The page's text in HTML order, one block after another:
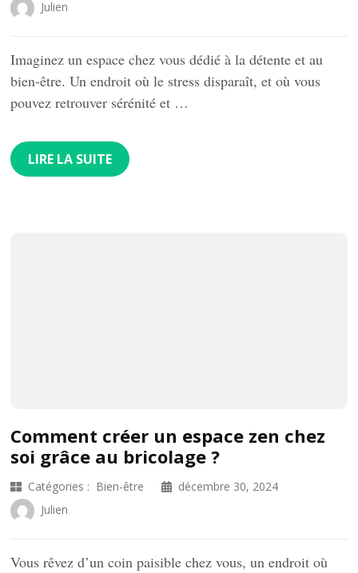
Julien
Imaginez un espace chez vous dédié à la détente et au
bien-être. Un endroit où le stress disparaît, et où vous
pouvez retrouver sérénité et …
LIRE LA SUITE
Comment créer un espace zen chez
soi grâce au bricolage ?
Catégories : Bien-être
décembre 30, 2024
Julien
Vous rêvez d’un coin paisible chez vous, un endroit où